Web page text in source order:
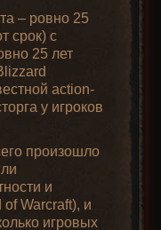
из игры
лежат
Запуск
оконном
режиме
2 на
за
что сундук
как
и освободить
– ровно 25
срок) с
25 лет
action-
у игроков
произошло
и
Warcraft), и
игровых